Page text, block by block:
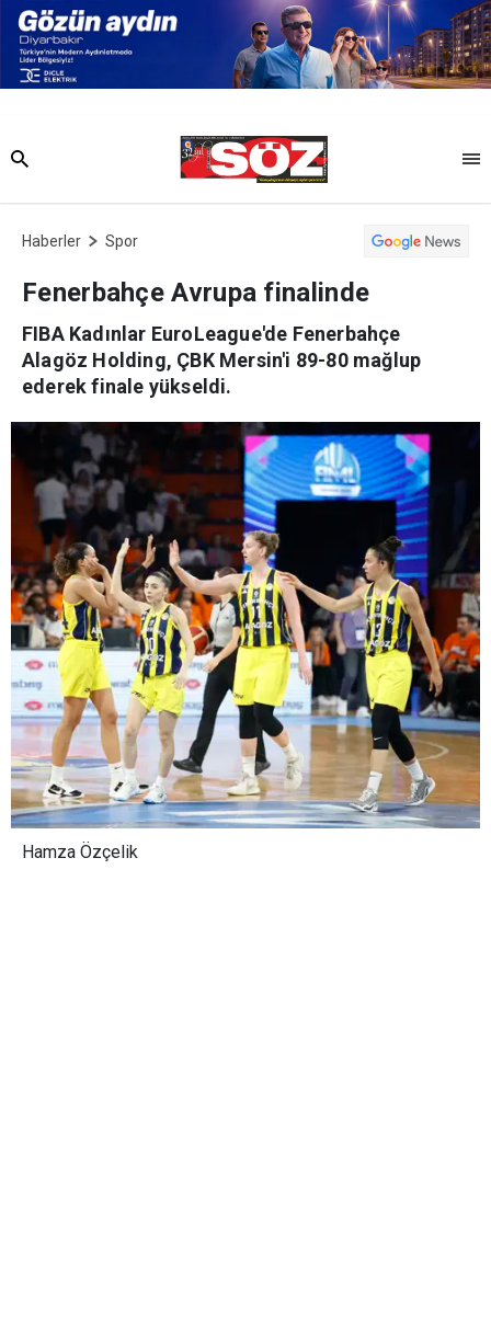
Haberler Spor
Fenerbahçe Avrupa finalinde
FIBA Kadınlar EuroLeague'de Fenerbahçe
Alagöz Holding, ÇBK Mersin'i 89-80 mağlup
ederek finale yükseldi.
Hamza Özçelik